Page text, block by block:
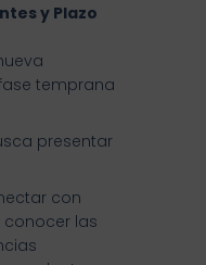
y Plazo
temprana
presentar
con
conocer las